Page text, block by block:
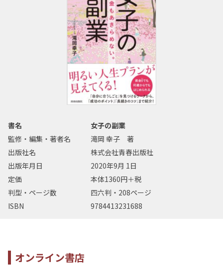
書名
女子の副業
監修・編集・著者名
滝岡 幸子 著
出版社名
株式会社青春出版社
出版年月日
2020年9月 1日
定価
本体1360円＋税
判型・ページ数
四六判・208ページ
ISBN
9784413231688
オンライン書店